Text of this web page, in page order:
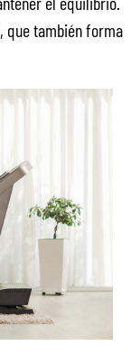
que también forma